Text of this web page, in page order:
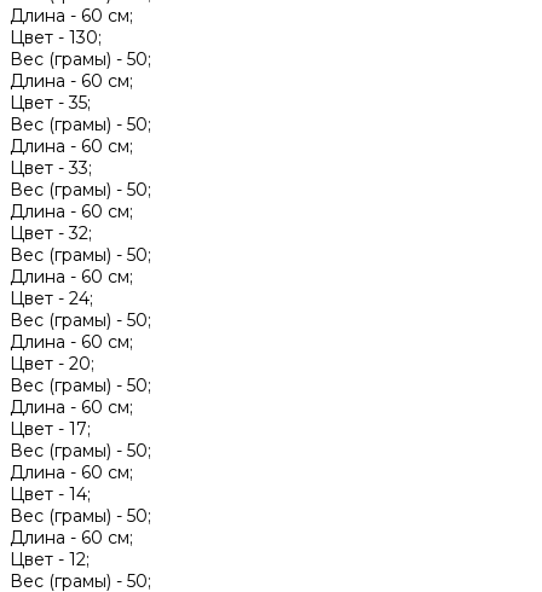
Длина - 60 см;
Цвет - 130;
Вес (грамы) - 50;
Длина - 60 см;
Цвет -35;
Вес (грамы) - 50;
Длина - 60 см;
Цвет -33;
Вес (грамы) - 50;
Длина - 60 см;
Цвет -32;
Вес (грамы) - 50;
Длина - 60 см;
Цвет - 24;
Вес (грамы) - 50;
Длина - 60 см;
Цвет - 20;
Вес (грамы) - 50;
Длина - 60 см;
Цвет - 17;
Вес (грамы) - 50;
Длина - 60 см;
Цвет - 14;
Вес (грамы) - 50;
Длина - 60 см;
Цвет - 12;
Вес (грамы) - 50;